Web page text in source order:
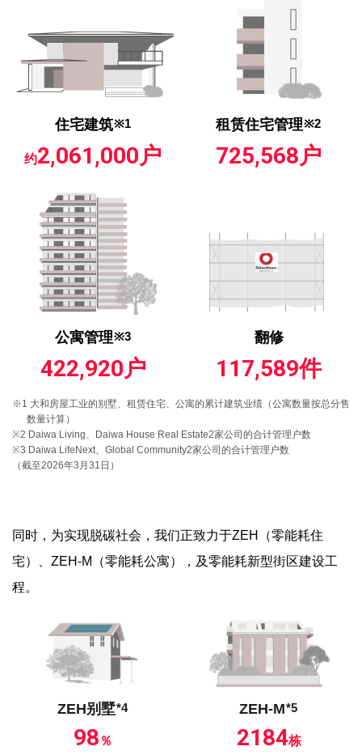
住宅建筑※1
约2,061,000户
租赁住宅管理※2
725,568户
公寓管理※3
422,920户
翻修
117,589件
※1 大和房屋工业的别墅、租赁住宅、公寓的累计建筑业绩（公寓数量按总分售
数量计算）
※2 Daiwa Living、Daiwa House Real Estate2家公司的合计管理户数
※3 Daiwa LifeNext、Global Community2家公司的合计管理户数
（截至2026年3月31日）
同时，为实现脱碳社会，我们正致力于ZEH（零能耗住
宅）、ZEH-M（零能耗公寓），及零能耗新型街区建设工
程。
ZEH别墅*4
98 ％
ZEH-M*5
2184栋